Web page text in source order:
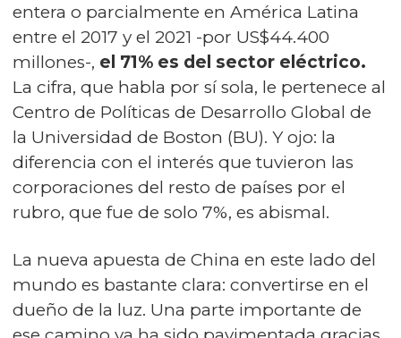
entera o parcialmente en América Latina
entre el 2017 y el 2021 -por US$44.400
millones-, el 71% es del sector eléctrico.
La cifra, que habla por sí sola, le pertenece al
Centro de Políticas de Desarrollo Global de
la Universidad de Boston (BU). Y ojo: la
diferencia con el interés que tuvieron las
corporaciones del resto de países por el
rubro, que fue de solo 7%, es abismal.
La nueva apuesta de China en este lado del
mundo es bastante clara: convertirse en el
dueño de la luz. Una parte importante de